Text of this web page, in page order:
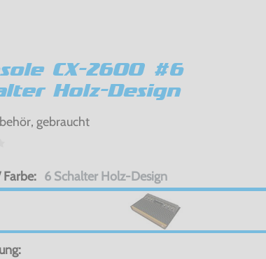
CX-2600 #6
Holz-Design
gebraucht
6 Schalter Holz-Design